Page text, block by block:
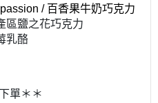
/ 百香果牛奶巧克力
區鹽之花巧克力
乳酪
單＊＊